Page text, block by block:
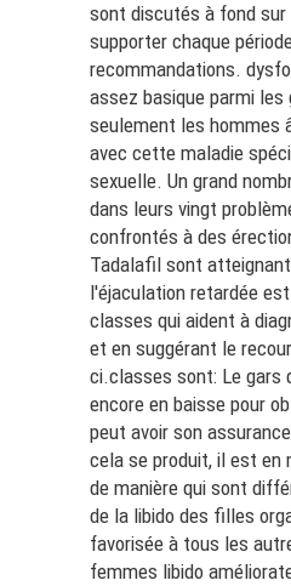
sont discutés à fond
supporter chaque
recommandations.
assez basique parmi les
seulement les hommes
avec cette maladie
sexuelle. Un grand
dans leurs vingt
confrontés à des
Tadalafil sont
l'éjaculation retardée
classes qui aident à
et en suggérant le
ci.classes sont: Le gars
encore en baisse pour
peut avoir son
cela se produit, il est en
de manière qui sont
de la libido des filles
favorisée à tous les
femmes libido